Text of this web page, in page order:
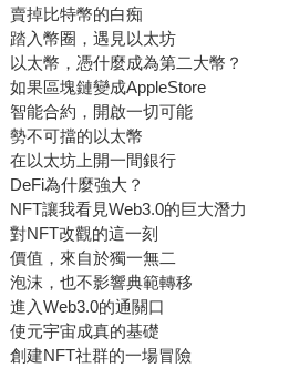
賣掉比特幣的白痴
踏入幣圈，遇見以太坊
以太幣，憑什麼成為第二大幣？
如果區塊鏈變成AppleStore
智能合約，開啟一切可能
勢不可擋的以太幣
在以太坊上開一間銀行
DeFi為什麼強大？
NFT讓我看見Web3.0的巨大潛力
對NFT改觀的這一刻
價值，來自於獨一無二
泡沫，也不影響典範轉移
進入Web3.0的通關口
使元宇宙成真的基礎
創建NFT社群的一場冒險